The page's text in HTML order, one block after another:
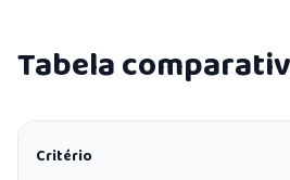
Tabela
Critério